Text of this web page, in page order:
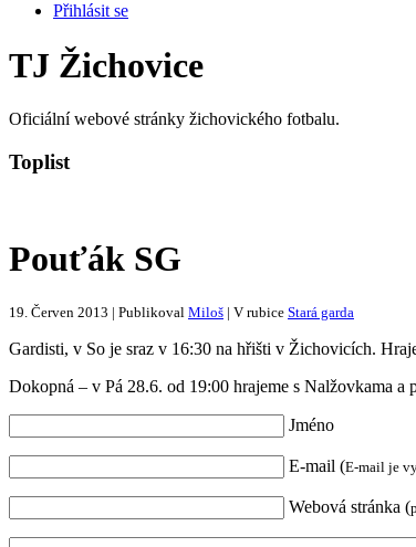
Přihlásit se
TJ Žichovice
Oficiální webové stránky žichovického fotbalu.
Toplist
Pouťák SG
19. Červen 2013 | Publikoval Miloš | V rubice Stará garda
Gardisti, v So je sraz v 16:30 na hřišti v Žichovicích.
Dokopná – v Pá 28.6. od 19:00 hrajeme s Nalžovkama a
Jméno
E-mail (E-mail je
Webová stránka (